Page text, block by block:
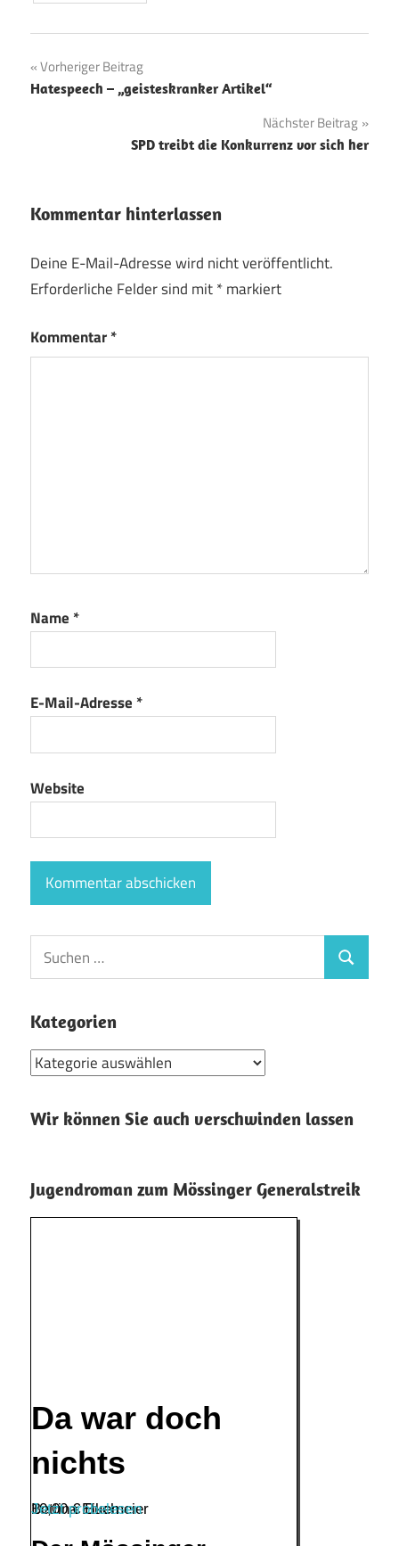
Beitragsnavigation
Vorheriger Beitrag
Hatespeech – „geisteskranker Artikel“
Nächster Beitrag
SPD treibt die Konkurrenz vor sich her
Kommentar hinterlassen
Deine E-Mail-Adresse wird nicht veröffentlicht.
Erforderliche Felder sind mit*markiert
Kommentar*
Name *
E-Mail-Adresse *
Website
Suchen
nach:
Suchen
Kategorien
Kategorien
Wir können Sie auch verschwinden lassen
Jugendroman zum Mössinger Generalstreik
Da war doch
nichts
Bettina Eikemeier
10,00€Buch
Jetzt probelesen